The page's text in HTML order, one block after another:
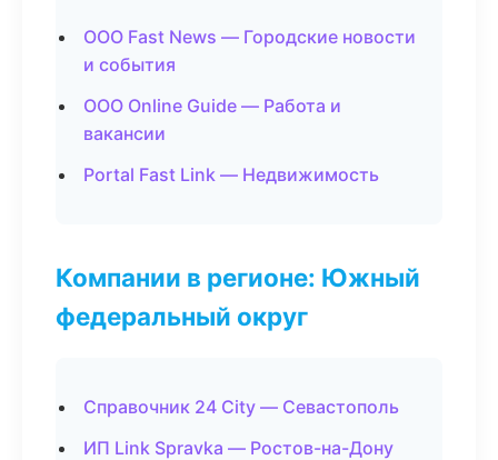
ООО Fast News — Городские новости
и события
ООО Online Guide — Работа и
вакансии
Portal Fast Link — Недвижимость
Компании в регионе: Южный
федеральный округ
Справочник 24 City — Севастополь
ИП Link Spravka — Ростов-на-Дону